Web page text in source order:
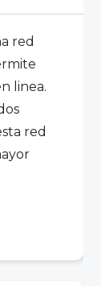
red
linea.
red